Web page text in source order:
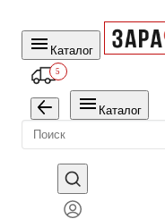
Каталог
5
Каталог